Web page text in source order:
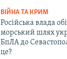
ВІЙНА ТА КРИМ
Російська влада
морський шлях
БпЛА до
це?